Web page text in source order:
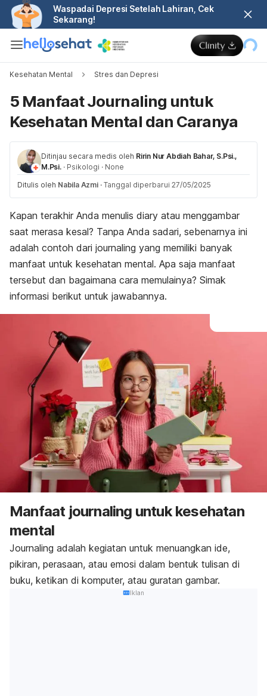
Waspadai Depresi Setelah Lahiran, Cek
Sekarang!
Kesehatan Mental Stres dan Depresi
5 Manfaat Journaling untuk
Kesehatan Mental dan Caranya
Ditinjau secara medis oleh Ririn Nur Abdiah Bahar, S.Psi.,
M.Psi. · Psikologi · None
Ditulis oleh Nabila Azmi · Tanggal diperbarui 27/05/2025
Kapan terakhir Anda menulis diary atau menggambar
saat merasa kesal? Tanpa Anda sadari, sebenarnya ini
adalah contoh dari journaling yang memiliki banyak
manfaat untuk kesehatan mental. Apa saja manfaat
tersebut dan bagaimana cara memulainya? Simak
informasi berikut untuk jawabannya.
Manfaat journaling untuk kesehatan
mental
Journaling adalah kegiatan untuk menuangkan ide,
pikiran, perasaan, atau emosi dalam bentuk tulisan di
buku, ketikan di komputer, atau guratan gambar.
Iklan